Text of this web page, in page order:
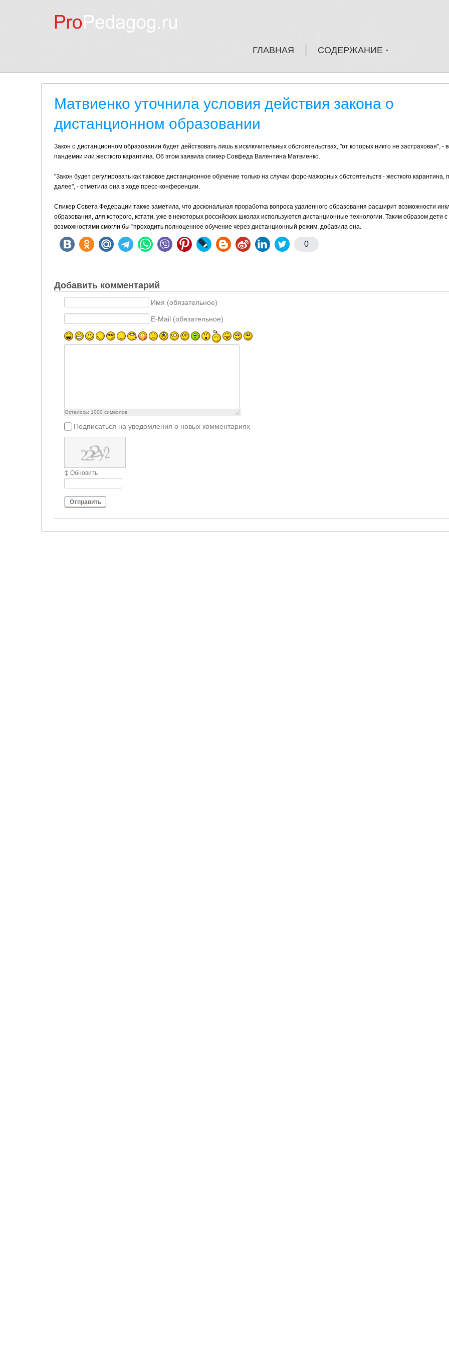
ГЛАВНАЯ СОДЕРЖАНИЕ
Матвиенко уточнила условия действия закона о
дистанционном образовании
Закон о дистанционном образовании будет действовать лишь в исключительных обстоятельствах, "от которых никто не застрахован", -
пандемии или жесткого карантина. Об этом заявила спикер Совфеда Валентина Матвиенко.
"Закон будет регулировать как таковое дистанционное обучение только на случаи форс-мажорных обстоятельств - жесткого карантина,
далее", - отметила она в ходе пресс-конференции.
Спикер Совета Федерации также заметила, что доскональная проработка вопроса удаленного образования расширит возможности
образования, для которого, кстати, уже в некоторых российских школах используются дистанционные технологии. Таким образом дети
возможностями смогли бы "проходить полноценное обучение через дистанционный режим, добавила она.
0
Добавить комментарий
Имя (обязательное)
E-Mail (обязательное)
Осталось: 1000 символов
Подписаться на уведомления о новых комментариях
Обновить
Отправить